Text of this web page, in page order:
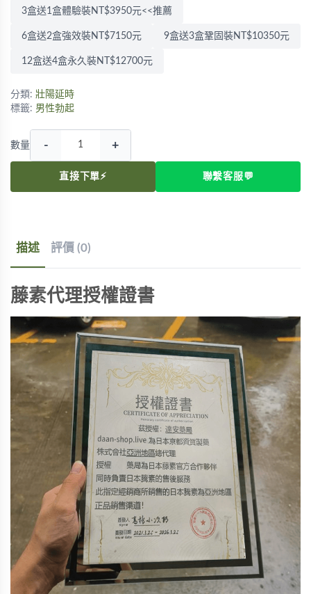
3盒送1盒體驗裝NT$3950元<<推薦
6盒送2盒強效裝NT$7150元 9盒送3盒鞏固裝NT$10350元
12盒送4盒永久裝NT$12700元
分類: 壯陽延時
標籤: 男性勃起
數量 - +
直接下單⚡ 聯繫客服💬
描述 評價 (0)
藤素代理授權證書